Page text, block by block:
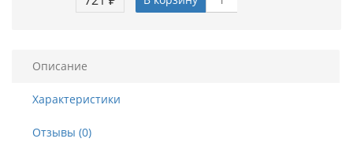
Описание
Характеристики
Отзывы (0)